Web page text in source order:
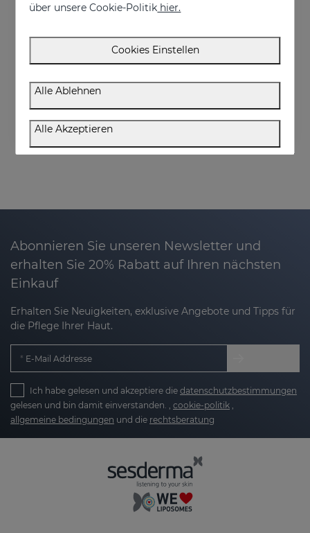
In den Warenkorb
SESRETINAL Mature Skin Cremegel
Anti-Aging-Pflege für alle Hauttypen
€ 58,95
Abonnieren Sie unseren Newsletter und
erhalten Sie 20% Rabatt auf Ihren nächsten
Einkauf
Erhalten Sie Neuigkeiten, exklusive Angebote und Tipps für
die Pflege Ihrer Haut.
E-Mail Addresse
Ich habe gelesen und akzeptiere die datenschutzbestimmungen
gelesen und bin damit einverstanden. , cookie-politik
allgemeine bedingungen und die rechtsberatung
über unsere Cookie-Politik hier.
Cookies Einstellen
Alle Ablehnen
Alle Akzeptieren